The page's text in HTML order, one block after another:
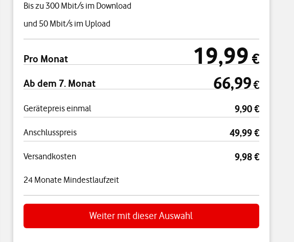
Bis zu 300 Mbit/s im Download
und 50 Mbit/s im Upload
Preisübersicht
Pro Monat 19,99 €
19,99 €
Ab dem 7. Monat 66,99 €66,99€
Gerätepreis einmal 9,90 €
Anschlusspreis 49,99 €
Versandkosten 9,98 €
24 Monate Mindestlaufzeit
Weiter mit dieser Auswahl